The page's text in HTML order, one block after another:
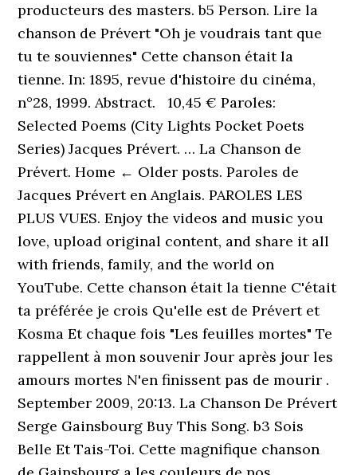
producteurs des masters. b5 Person. Lire la
chanson de Prévert "Oh je voudrais tant que
tu te souviennes" Cette chanson était la
tienne. In: 1895, revue d'histoire du cinéma,
n°28, 1999. Abstract. 10,45 € Paroles:
Selected Poems (City Lights Pocket Poets
Series) Jacques Prévert. … La Chanson de
Prévert. Home ← Older posts. Paroles de
Jacques Prévert en Anglais. PAROLES LES
PLUS VUES. Enjoy the videos and music you
love, upload original content, and share it all
with friends, family, and the world on
YouTube. Cette chanson était la tienne C'était
ta préférée je crois Qu'elle est de Prévert et
Kosma Et chaque fois "Les feuilles mortes" Te
rappellent à mon souvenir Jour après jour les
amours mortes N'en finissent pas de mourir .
September 2009, 20:13. La Chanson De Prévert
Serge Gainsbourg Buy This Song. b3 Sois
Belle Et Tais-Toi. Cette magnifique chanson